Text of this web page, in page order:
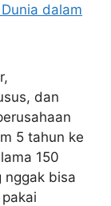
dan
5 tahun ke
150
nggak bisa